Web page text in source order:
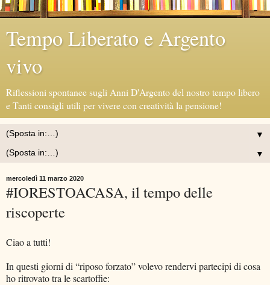
Tempo Liberato e Argento
vivo
Riflessioni spontanee sugli Anni D'Argento del nostro tempo libero
e Tanti consigli utili per vivere con creatività la pensione!
▼
▼
mercoledì 11 marzo 2020
#IORESTOACASA, il tempo delle
riscoperte
Ciao a tutti!
In questi giorni di “riposo forzato” volevo rendervi partecipi di cosa
ho ritrovato tra le scartoffie: